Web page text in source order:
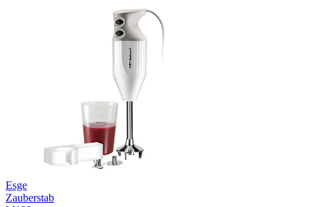
Esge
Zauberstab